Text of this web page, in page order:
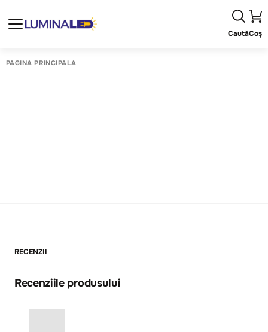
CautăCoș
PAGINA PRINCIPALĂ
RECENZII
Recenziile produsului